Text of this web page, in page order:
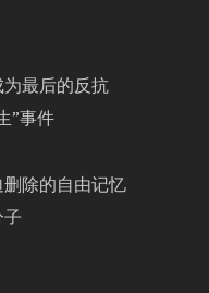
最后的反抗
”事件
除的自由记忆